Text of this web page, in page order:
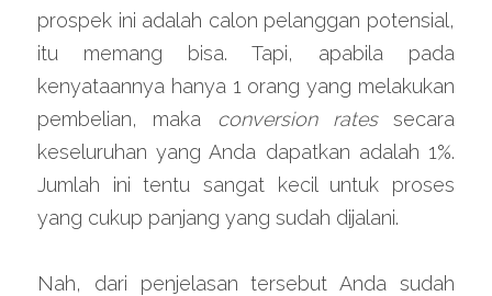
prospek ini adalah calon pelanggan potensial,
itu memang bisa. Tapi, apabila pada
kenyataannya hanya 1 orang yang melakukan
pembelian, maka conversion rates secara
keseluruhan yang Anda dapatkan adalah 1%.
Jumlah ini tentu sangat kecil untuk proses
yang cukup panjang yang sudah dijalani.
Nah, dari penjelasan tersebut Anda sudah